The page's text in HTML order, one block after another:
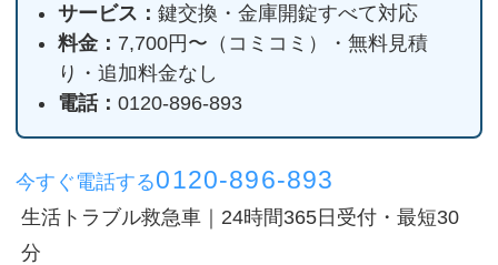
サービス：鍵交換・金庫開錠すべて対応
料金： 7,700円〜（コミコミ）・無料見積
り・追加料金なし
電話：0120-896-893
今すぐ電話する0120-896-893
生活トラブル救急車｜24時間365日受付・最短30
分